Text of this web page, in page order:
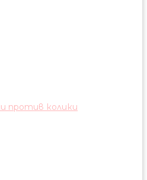
против колики